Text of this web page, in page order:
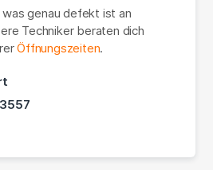
genau defekt ist an
Techniker beraten dich
Öffnungszeiten.